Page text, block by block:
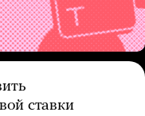
ставки